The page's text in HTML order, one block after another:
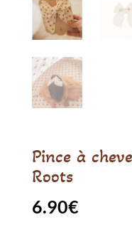
Pince à
Roots
6.90€